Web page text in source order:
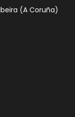
(A Coruña)